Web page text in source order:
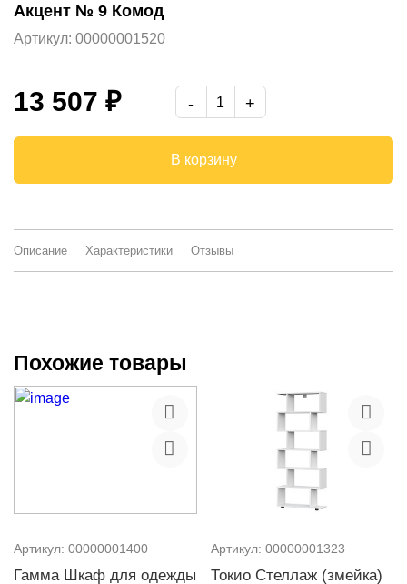
Акцент № 9 Комод
Артикул: 00000001520
13 507 ₽
В корзину
Описание Характеристики Отзывы
Похожие товары
Артикул: 00000001400
Гамма Шкаф для одежды
Артикул: 00000001323
Токио Стеллаж (змейка)